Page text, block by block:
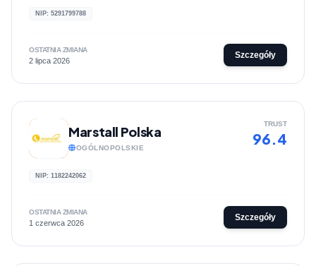
NIP: 5291799788
OSTATNIA ZMIANA
2 lipca 2026
Szczegóły
Marstall Polska
OGÓLNOPOLSKIE
TRUST
96.4
NIP: 1182242062
OSTATNIA ZMIANA
1 czerwca 2026
Szczegóły